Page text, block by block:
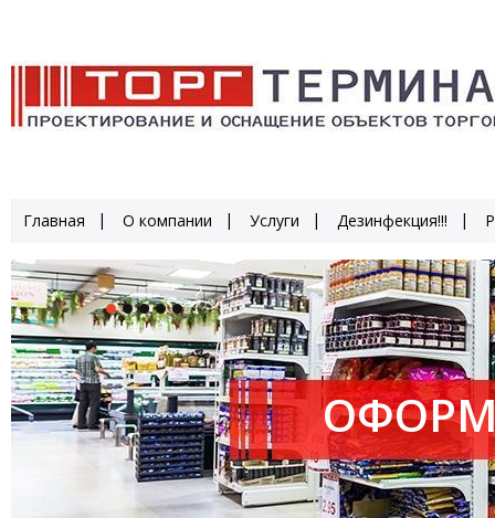
Главная О компании Услуги Дезинфекция!!!